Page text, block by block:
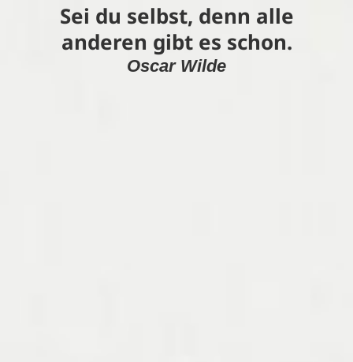
Sei du selbst, denn alle
anderen gibt es schon.
Oscar Wilde